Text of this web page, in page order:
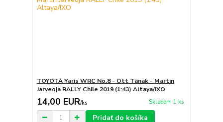
TOYOTA Yaris WRC No.8 - Ott Tänak - Martin
Jarveoja RALLY Chile 2019 (1:43) Altaya/IXO
14,00 EUR/ks Skladom 1 ks
Pridať do košíka